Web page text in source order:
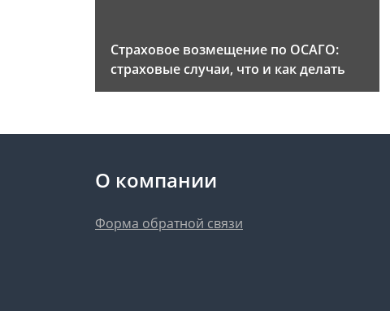
Страховое возмещение по ОСАГО:
страховые случаи, что и как делать
О компании
Форма обратной связи